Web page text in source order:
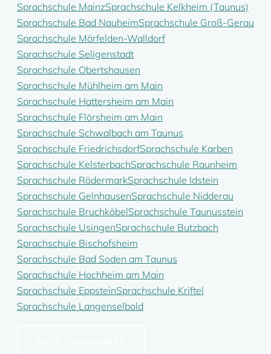
Sprachschule MainzSprachschule Kelkheim (Taunus)
Sprachschule Bad NauheimSprachschule Groß-Gerau
Sprachschule Mörfelden-Walldorf
Sprachschule Seligenstadt
Sprachschule Obertshausen
Sprachschule Mühlheim am Main
Sprachschule Hattersheim am Main
Sprachschule Flörsheim am Main
Sprachschule Schwalbach am Taunus
Sprachschule FriedrichsdorfSprachschule Karben
Sprachschule KelsterbachSprachschule Raunheim
Sprachschule RödermarkSprachschule Idstein
Sprachschule GelnhausenSprachschule Nidderau
Sprachschule BruchköbelSprachschule Taunusstein
Sprachschule UsingenSprachschule Butzbach
Sprachschule Bischofsheim
Sprachschule Bad Soden am Taunus
Sprachschule Hochheim am Main
Sprachschule EppsteinSprachschule Kriftel
Sprachschule Langenselbold